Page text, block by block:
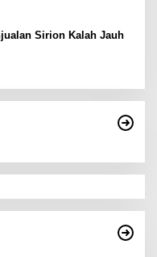
Sirion Kalah Jauh